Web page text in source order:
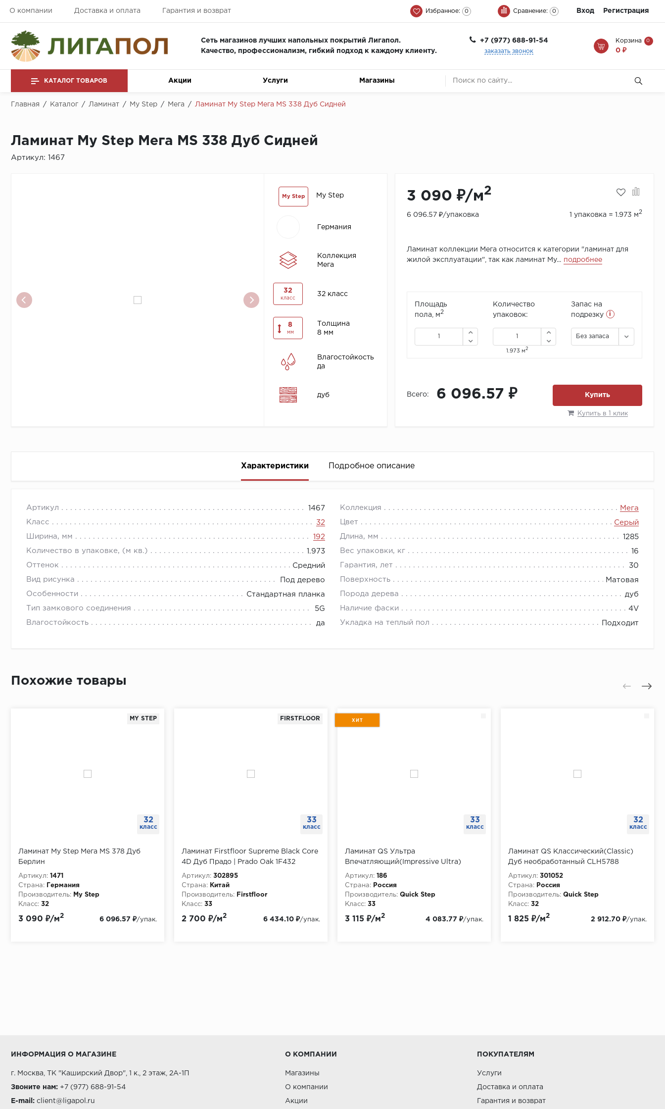
О компании Доставка и оплата Гарантия и возврат Избранное: 0 Сравнение: 0 Вход Регистрация
Сеть магазинов лучших напольных покрытий Лигапол.
Качество, профессионализм, гибкий подход к каждому клиенту.
+7 (977) 688-91-54
заказать звонок
Корзина 0
0 ₽
КАТАЛОГ ТОВАРОВ Акции Услуги Магазины
Главная / Каталог / Ламинат / My Step / Мега / Ламинат My Step Мега MS 338 Дуб Сидней
Ламинат My Step Мега MS 338 Дуб Сидней
Артикул: 1467
My Step My Step
Германия
Коллекция
Мега
32
класс
32 класс
8
мм
Толщина
8 мм
Влагостойкость
да
дуб
3 090 ₽/м2
6 096.57 ₽/упаковка 1 упаковка = 1.973 м2
Ламинат коллекции Мега относится к категории "ламинат для
жилой эксплуатации", так как ламинат My... подробнее
Площадь
пола, м2
Количество
упаковок:
1.973 м2
Запас на
подрезку
i
Без запаса
Всего: 6 096.57 ₽ Купить
Купить в 1 клик
Характеристики Подробное описание
Артикул 1467 Коллекция Мега
Класс 32 Цвет Серый
Ширина, мм 192 Длина, мм 1285
Количество в упаковке, (м кв.) 1.973 Вес упаковки, кг 16
Оттенок Средний Гарантия, лет 30
Вид рисунка Под дерево Поверхность Матовая
Особенности Стандартная планка Порода дерева дуб
Тип замкового соединения 5G Наличие фаски 4V
Влагостойкость да Укладка на теплый пол Подходит
Похожие товары
32
класс
MY STEP
Ламинат My Step Мега MS 378 Дуб
Берлин
Артикул: 1471
Страна:
Германия
Производитель:
My Step
Класс: 32
Толщина, мм:
3 090 ₽/м2
6 096.57 ₽/упак.
33
класс
FIRSTFLOOR
Ламинат Firstfloor Supreme Black Core
4D Дуб Прадо | Prado Oak 1F432
Артикул: 302895
Страна:
Китай
Производитель:
Firstfloor
Класс: 33
Толщина, мм:
2 700 ₽/м2
6 434.10 ₽/упак.
33
класс
ХИТ
Ламинат QS Ультра
Впечатляющий(Impressive Ultra)
IMU3105 Доска белого дуба
лакированная
Артикул: 186
Страна:
Россия
Производитель: Quick Step
Класс: 33
Толщина, мм:
3 115 ₽/м2
4 083.77 ₽/упак.
32
класс
Ламинат QS Классический(Classic)
Дуб необработанный CLH5788
Артикул: 301052
Страна:
Россия
Производитель: Quick Step
Класс: 32
Толщина, мм:
1 825 ₽/м2
2 912.70 ₽/упак.
ИНФОРМАЦИЯ О МАГАЗИНЕ
г. Москва, ТК "Каширский Двор", 1 к., 2 этаж, 2А-1П
Звоните нам: +7 (977) 688-91-54
E-mail: client@ligapol.ru
О КОМПАНИИ
Магазины
О компании
Акции
ПОКУПАТЕЛЯМ
Услуги
Доставка и оплата
Гарантия и возврат